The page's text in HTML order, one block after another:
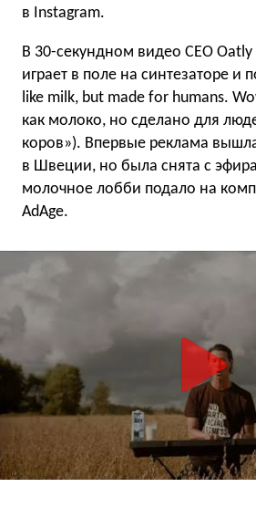
в Instagram.
В 30-секундном видео CEO
играет в поле на синтезаторе и
like milk, but made for humans.
как молоко, но сделано для
коров»). Впервые реклама
в Швеции, но была снята с эфира
молочное лобби подало на
AdAge.